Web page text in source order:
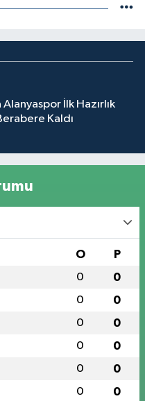
İlk Hazırlık
Kaldı
O P
0 0
0 0
0 0
0 0
0 0
0 0